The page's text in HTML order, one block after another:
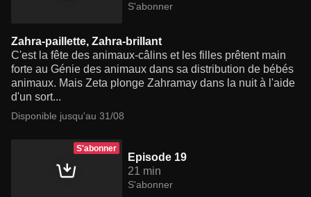
S'abonner
Zahra-paillette, Zahra-brillant
C'est la fête des animaux-câlins et les filles prêtent main
forte au Génie des animaux dans sa distribution de bébés
animaux. Mais Zeta plonge Zahramay dans la nuit à l'aide
d'un sort...
Disponible jusqu'au 31/08
S'abonner
Episode 19
21 min
S'abonner